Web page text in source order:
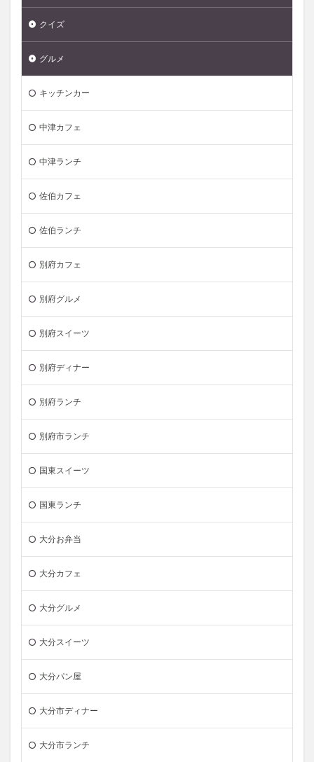
クイズ
グルメ
キッチンカー
中津カフェ
中津ランチ
佐伯カフェ
佐伯ランチ
別府カフェ
別府グルメ
別府スイーツ
別府ディナー
別府ランチ
別府市ランチ
国東スイーツ
国東ランチ
大分お弁当
大分カフェ
大分グルメ
大分スイーツ
大分パン屋
大分市ディナー
大分市ランチ